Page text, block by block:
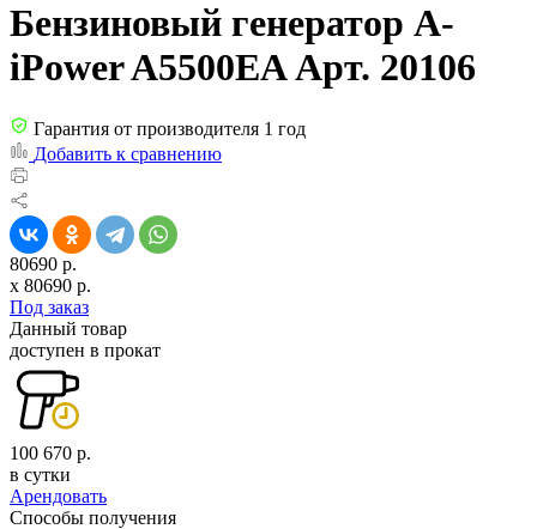
Бензиновый генератор A-
iPower A5500EA Арт. 20106
Гарантия от производителя 1 год
Добавить к сравнению
80690 р.
x 80690 р.
Под заказ
Данный товар
доступен в прокат
100 670 р.
в сутки
Арендовать
Способы получения